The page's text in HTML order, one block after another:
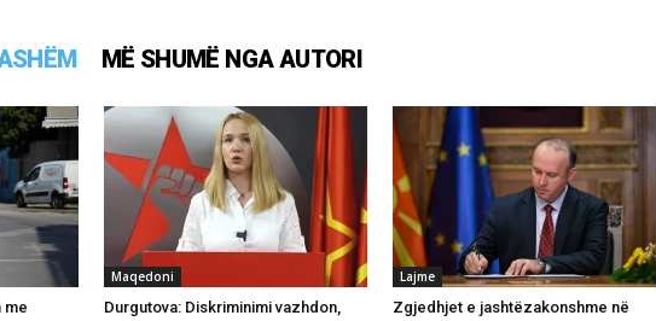
MË SHUMË NGA AUTORI
me
Maqedoni
Durgutova: Diskriminimi vazhdon,
Lajme
Zgjedhjet e jashtëzakonshme në